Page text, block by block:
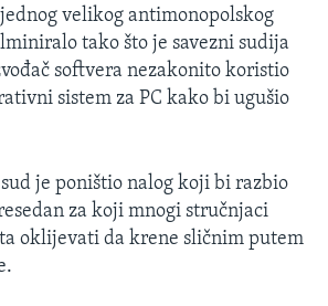
velikog antimonopolskog
tako što je savezni sudija
softvera nezakonito koristio
sistem za PC kako bi ugušio
je poništio nalog koji bi razbio
za koji mnogi stručnjaci
oklijevati da krene sličnim putem